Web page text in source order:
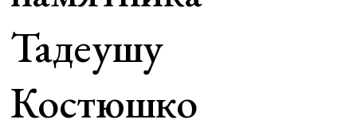
Тадеушу
Костюшко